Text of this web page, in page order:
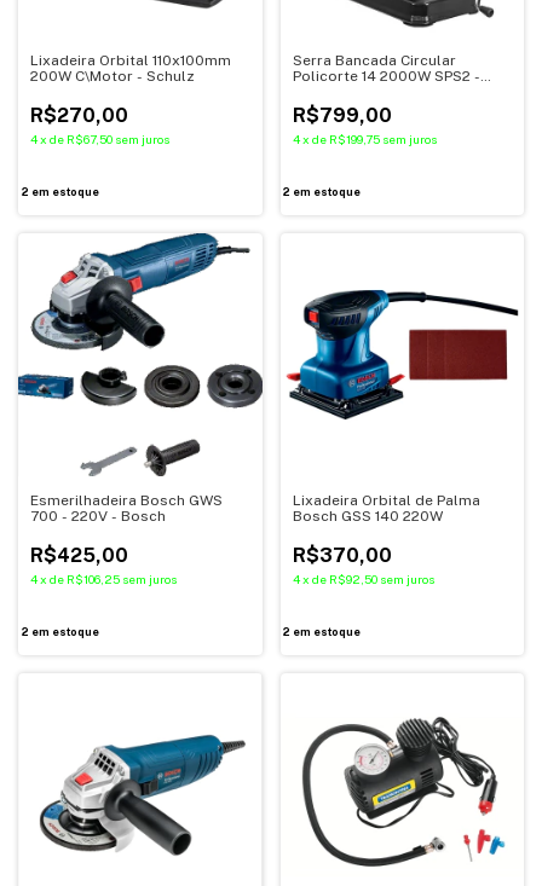
Lixadeira Orbital 110x100mm
200W C\Motor - Schulz
R$270,00
4x de R$67,50 sem juros
2 em estoque
Serra Bancada Circular
Policorte 14 2000W SPS2 -
R$799,00
4 x de R$199,75 sem juros
2 em estoque
Esmerilhadeira Bosch GWS
700 - 220V - Bosch
R$425,00
4x de R$106,25 sem juros
2 em estoque
Lixadeira Orbital de Palma
Bosch GSS 140 220W
R$370,00
4 x de R$92,50 sem juros
2 em estoque